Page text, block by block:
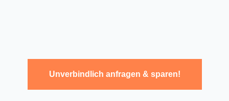
Unverbindlich anfragen & sparen!